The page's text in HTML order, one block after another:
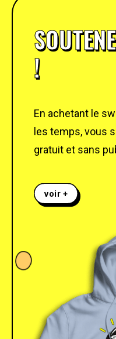
!
En achetant le
les temps, vous
gratuit et sans
voir +